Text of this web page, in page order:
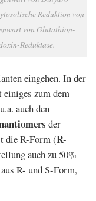
Reduktion von
von Glutathion-
Reduktase.
eingehen. In der
zum dem
auch den
der
die R-Form (R-
auch zu 50%
R- und S-Form,